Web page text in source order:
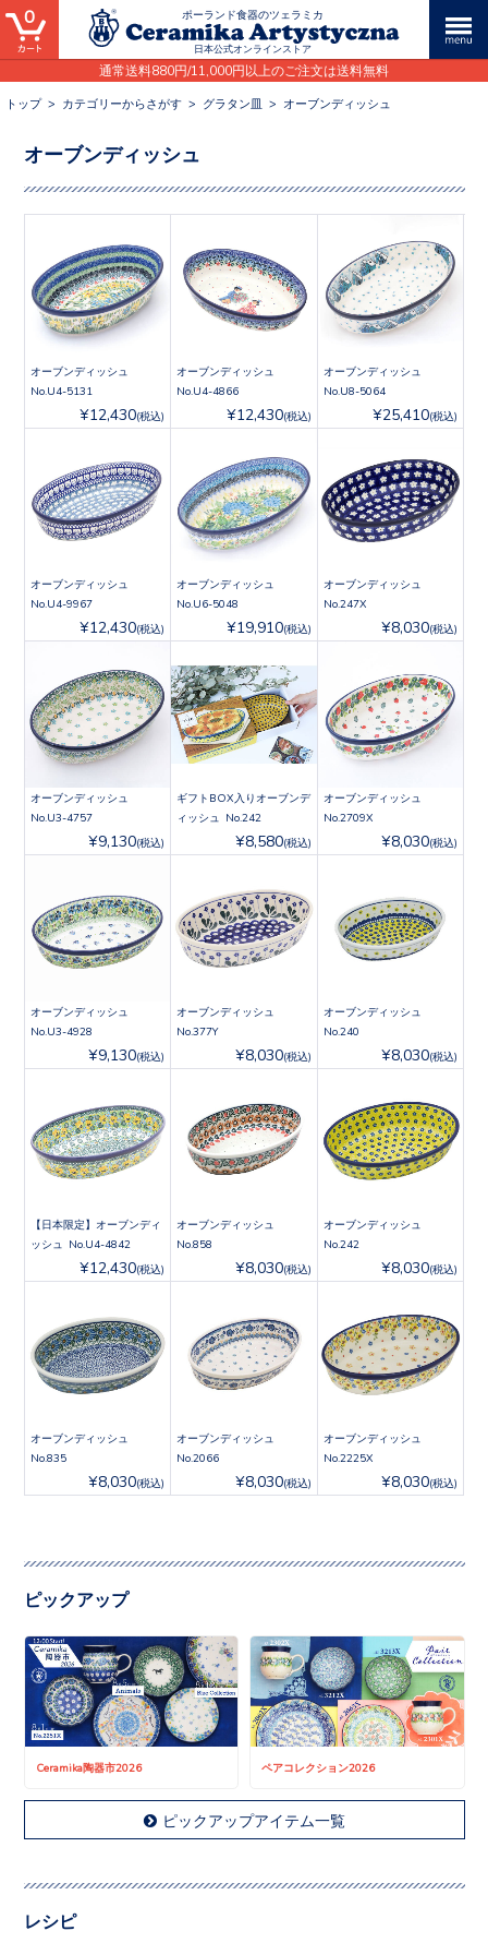
ポーランド食器のツェラミカ
日本公式オンラインストア
通常送料880円/11,000円以上のご注文は送料無料
0
トップ> カテゴリーからさがす > グラタン皿 > オーブンディッシュ
オーブンディッシュ
オーブンディッシュ
No.U4-5131
¥12,430(税込)
オーブンディッシュ
No.U4-4866
¥12,430(税込)
オーブンディッシュ
No.U8-5064
¥25,410(税込)
オーブンディッシュ
No.U4-9967
¥12,430(税込)
オーブンディッシュ
No.U6-5048
¥19,910(税込)
オーブンディッシュ
No.247X
¥8,030(税込)
オーブンディッシュ
No.U3-4757
¥9,130(税込)
ギフトBOX入りオーブンデ
ィッシュ No.242
¥8,580(税込)
オーブンディッシュ
No.2709X
¥8,030(税込)
オーブンディッシュ
No.U3-4928
¥9,130(税込)
オーブンディッシュ
No.377Y
¥8,030(税込)
オーブンディッシュ
No.240
¥8,030(税込)
【日本限定】オーブンディ
ッシュ No.U4-4842
¥12,430(税込)
オーブンディッシュ
No.858
¥8,030(税込)
オーブンディッシュ
No.242
¥8,030(税込)
オーブンディッシュ
No.835
¥8,030(税込)
オーブンディッシュ
No.2066
¥8,030(税込)
オーブンディッシュ
No.2225X
¥8,030(税込)
ピックアップ
Ceramika陶器市2026 ペアコレクション2026
ピックアップアイテム一覧
レシピ